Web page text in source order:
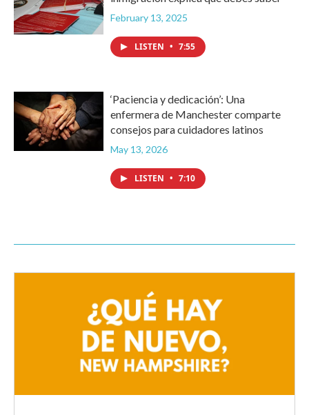
February 13, 2025
LISTEN • 7:55
‘Paciencia y dedicación’: Una
enfermera de Manchester comparte
consejos para cuidadores latinos
May 13, 2026
LISTEN • 7:10